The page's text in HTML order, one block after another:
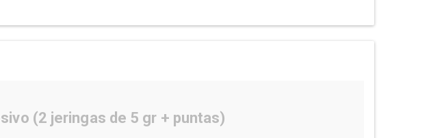
(2 jeringas de 5 gr + puntas)